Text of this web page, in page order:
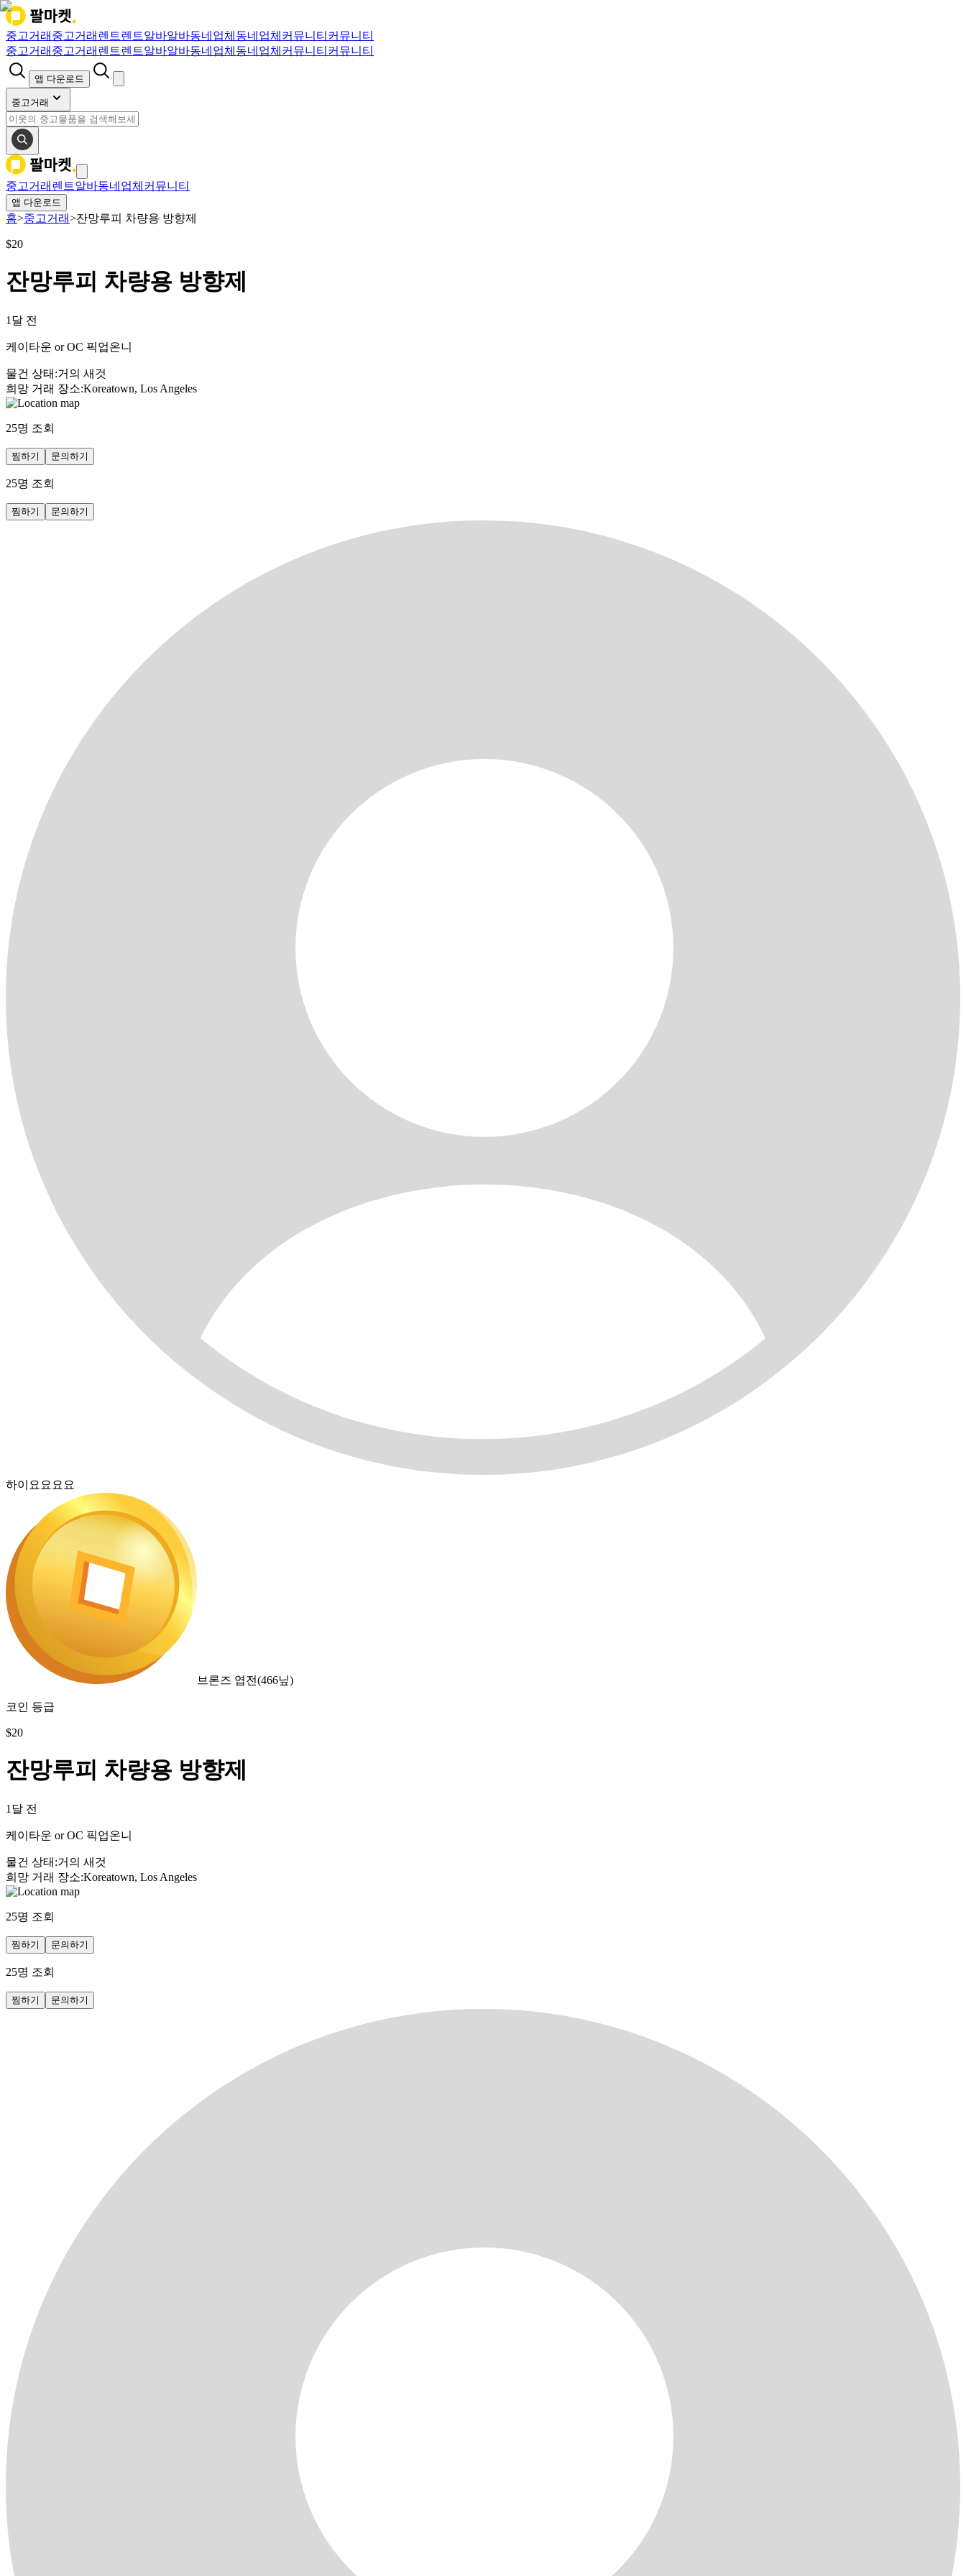
중고거래 중고거래 렌트렌트알바알바동네업체 동네업체 커뮤니티 커뮤니티
중고거래 중고거래 렌트렌트알바알바동네업체 동네업체 커뮤니티 커뮤니티
앱 다운로드
중고거래
중고거래 렌트알바동네업체 커뮤니티
앱 다운로드
홈>중고거래>잔망루피 차량용 방향제
$20
잔망루피 차량용 방향제
1달 전
케이타운 or OC 픽업온니
물건 상태 :거의 새것
희망 거래 장소:Koreatown, Los Angeles
25명 조회
찜하기 문의하기
25명 조회
찜하기 문의하기
하이요요요요
브론즈 엽전(466닢)
코인 등급
$20
잔망루피 차량용 방향제
1달 전
케이타운 or OC 픽업온니
물건 상태 :거의 새것
희망 거래 장소:Koreatown, Los Angeles
25명 조회
찜하기 문의하기
25명 조회
찜하기 문의하기